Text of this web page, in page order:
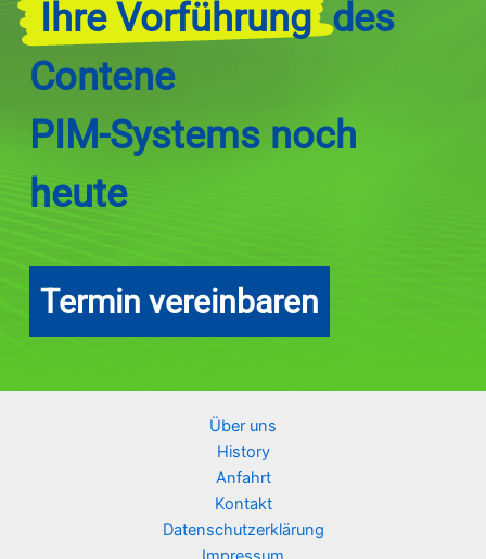
Ihre Vorführung des
Contene
PIM-Systems noch
heute
Termin vereinbaren
Über uns
History
Anfahrt
Kontakt
Datenschutzerklärung